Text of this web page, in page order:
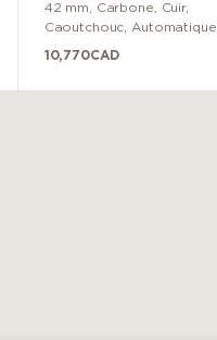
42 mm Carbone
Cuir,
Caoutchouc
Automatique
10,770CAD